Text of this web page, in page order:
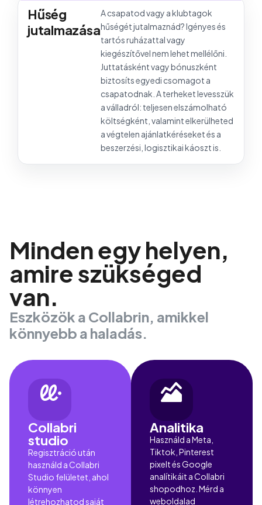
Hűség
jutalmazása
A csapatod vagy a klubtagok
hűségét jutalmaznád? Igényes és
tartós ruházattal vagy
kiegészítővel nem lehet mellélőni.
Juttatásként vagy bónuszként
biztosíts egyedi csomagot a
csapatodnak. A terheket levesszük
a válladról: teljesen elszámolható
költségként, valamint elkerülheted
a végtelen ajánlatkéréseket és a
beszerzési, logisztikai káoszt is.
Minden egy helyen,
amire szükséged
van.
Eszközök a Collabrin, amikkel
könnyebb a haladás.
Collabri
studio
Regisztráció után
használd a Collabri
Studio felületet, ahol
könnyen
létrehozhatod saját
Analitika
Használd a Meta,
Tiktok, Pinterest
pixelt és Google
analítikáit a Collabri
shopodhoz. Mérd a
weboldalad